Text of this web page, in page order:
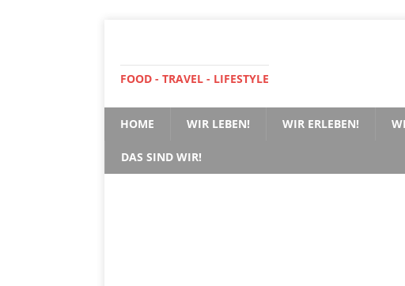
FOOD - TRAVEL - LIFESTYLE
HOME WIR LEBEN! WIR ERLEBEN!
DAS SIND WIR!